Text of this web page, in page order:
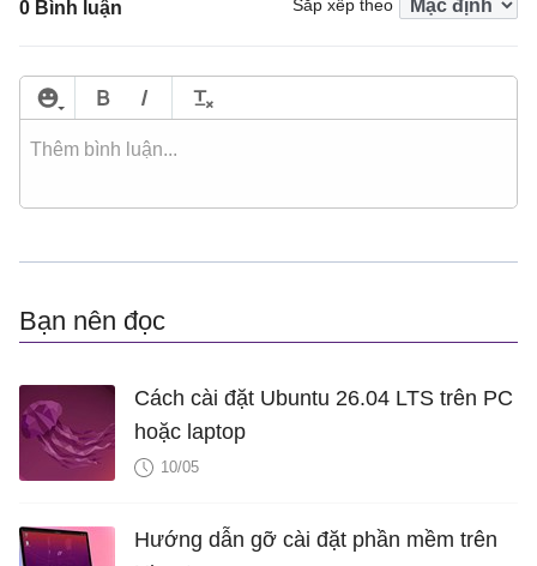
0 Bình luận Sắp xếp theo
Bạn nên đọc
Cách cài đặt Ubuntu 26.04 LTS trên PC
hoặc laptop
10/05
Hướng dẫn gỡ cài đặt phần mềm trên